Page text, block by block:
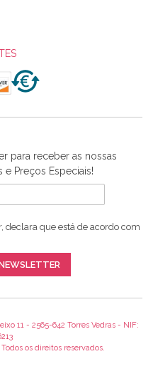
chegaram hoje. Muito
jeitaço pras minhas linhas
tecidos, mas que cheiram
:) Muito Obrigada.
:) Muito obrigada pela
dos materiais que me
de sempre. :)
A Harita Chotalal é muito
para receber as nossas
e Preços Especiais!
declara que está de acordo com
11 - 2565-642 Torres Vedras - NIF:
os direitos reservados.